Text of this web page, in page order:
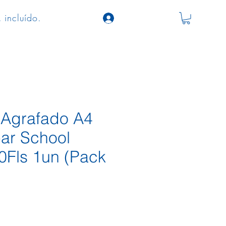
incluído.
A4
School
1un (Pack